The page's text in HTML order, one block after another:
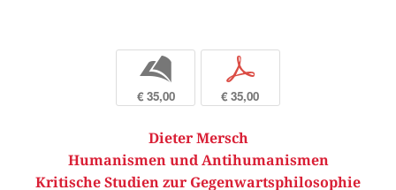
b
€ 35,00
p
€ 35,00
Dieter Mersch
Humanismen und Antihumanismen
Kritische Studien zur Gegenwartsphilosophie